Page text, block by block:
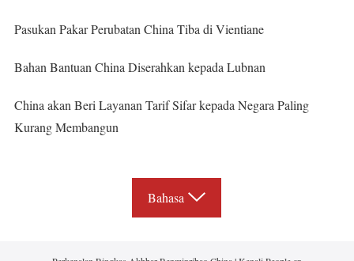
Pasukan Pakar Perubatan China Tiba di Vientiane
Bahan Bantuan China Diserahkan kepada Lubnan
China akan Beri Layanan Tarif Sifar kepada Negara Paling
Kurang Membangun
Bahasa